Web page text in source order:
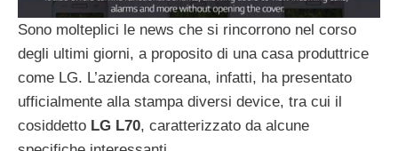
Sono molteplici le news che si rincorrono nel corso
degli ultimi giorni, a proposito di una casa produttrice
come LG. L’azienda coreana, infatti, ha presentato
ufficialmente alla stampa diversi device, tra cui il
cosiddetto LG L70, caratterizzato da alcune